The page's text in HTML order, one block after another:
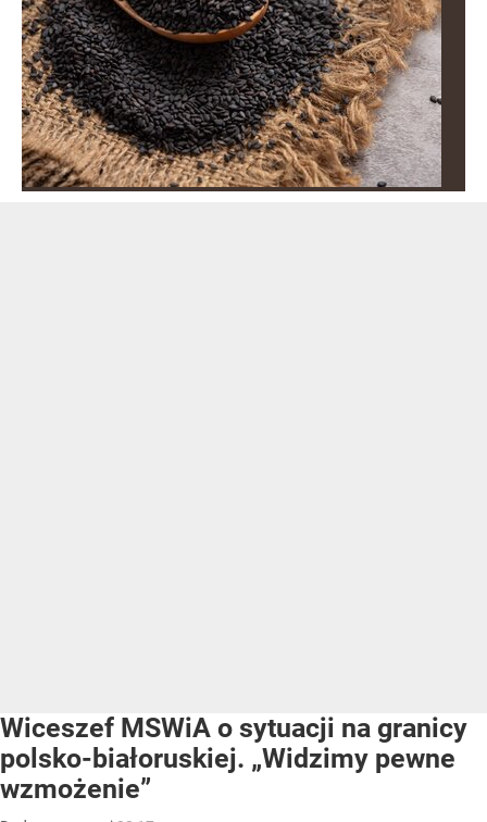
Wiceszef MSWiA o sytuacji na granicy
polsko-białoruskiej. „Widzimy pewne
wzmożenie”